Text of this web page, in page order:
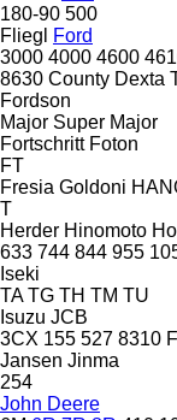
180-90 500
Fliegl
Ford
3000 4000 4600
8630 County Dexta
Fordson
Major Super Major
Fortschritt Foton
FT
Fresia Goldoni
T
Herder Hinomoto
633 744 844 955
Iseki
TA TG TH TM TU
Isuzu JCB
3CX 155 527 8310
Jansen Jinma
254
John Deere